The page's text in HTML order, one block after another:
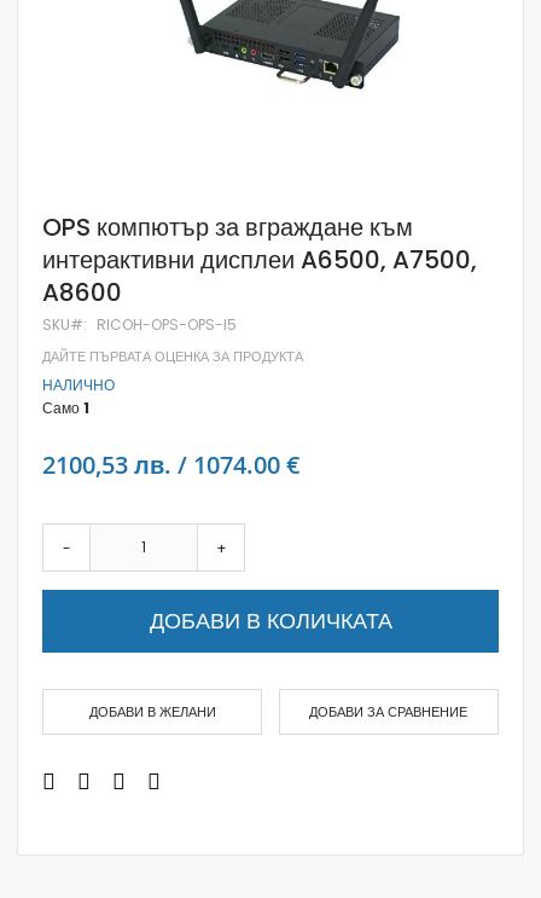
Skip
to
the
beginning
of
the
images
gallery
OPS компютър за вграждане към
интерактивни дисплеи A6500, A7500,
A8600
SKU RICOH-OPS-OPS-I5
ДАЙТЕ ПЪРВАТА ОЦЕНКА ЗА ПРОДУКТА
НАЛИЧНО
Само1
2100,53 лв. / 1074.00 €
- +
ДОБАВИ В КОЛИЧКАТА
ДОБАВИ В ЖЕЛАНИ ДОБАВИ ЗА СРАВНЕНИЕ